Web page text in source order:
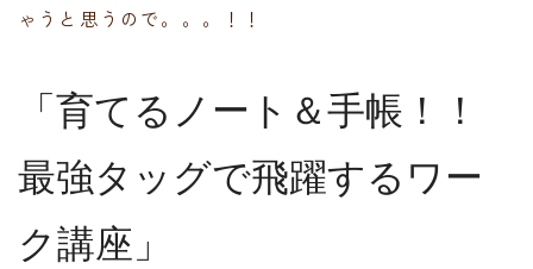
ゃうと思うので。。。！！
「育てるノート＆手帳！！
最強タッグで飛躍するワー
ク講座」